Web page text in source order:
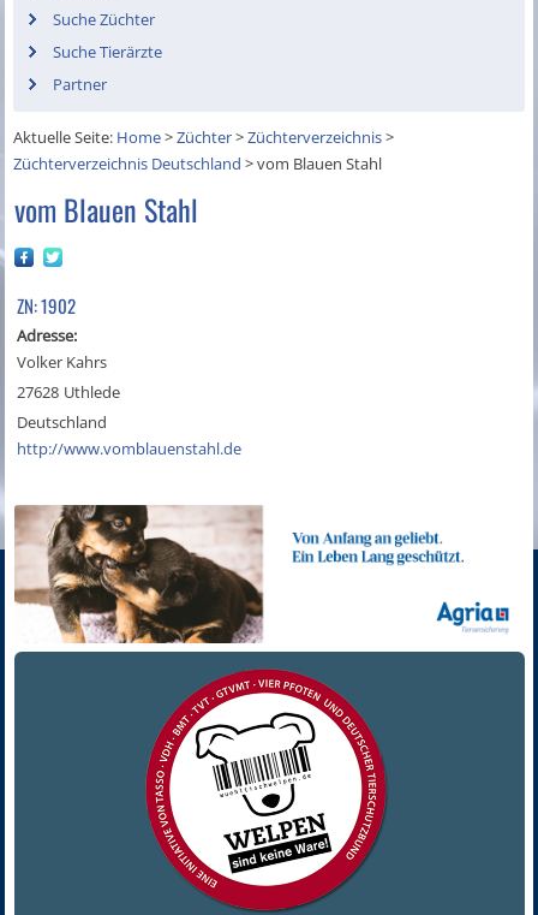
Suche Züchter
Suche Tierärzte
Partner
Aktuelle Seite: Home>Züchter>Züchterverzeichnis>
Züchterverzeichnis Deutschland >vom Blauen Stahl
vom Blauen Stahl
ZN: 1902
Adresse:
Volker Kahrs
27628 Uthlede
Deutschland
http://www.vomblauenstahl.de